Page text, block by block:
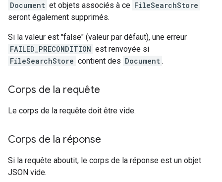
Document et objets associés à ce FileSearchStore
seront également supprimés.
Si la valeur est "false" (valeur par défaut), une erreur
FAILED_PRECONDITION est renvoyée si
FileSearchStore contient des Document .
Corps de la requête
Le corps de la requête doit être vide.
Corps de la réponse
Si la requête aboutit, le corps de la réponse est un objet
JSON vide.